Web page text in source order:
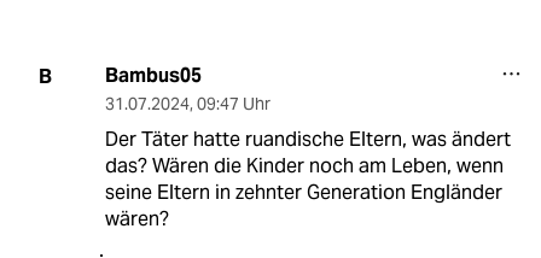
B Bambus05
31.07.2024, 09:47 Uhr
Der Täter hatte ruandische Eltern, was ändert
das? Wären die Kinder noch am Leben, wenn
seine Eltern in zehnter Generation Engländer
wären?